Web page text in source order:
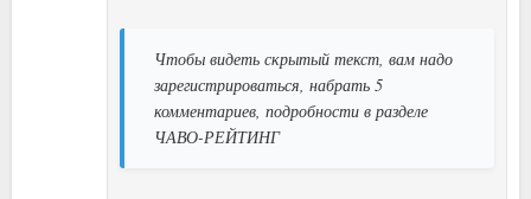
Чтобы видеть скрытый текст, вам надо
зарегистрироваться, набрать 5
комментариев, подробности в разделе
ЧАВО-РЕЙТИНГ